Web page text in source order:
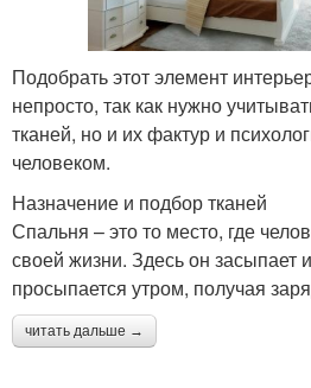
Жалюзи для маленькой
Жёлтые шторы
Подобрать этот элемент
непросто, так как нужно
тканей, но и их фактур и
человеком.
Назначение и подбор тканей
Спальня – это то место, где
своей жизни. Здесь он засыпает
просыпается утром, получая
читать дальше →